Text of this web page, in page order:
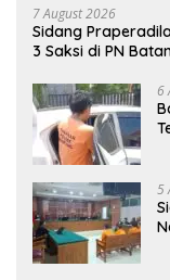
7 August 2026
Sidang
3 Saksi di PN
6
5